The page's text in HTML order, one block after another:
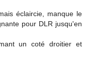
éclaircie, manque le
pour DLR jusqu'en
un coté droitier et